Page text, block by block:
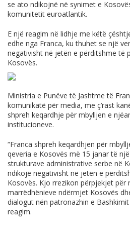
se ato ndikojnë në synimet e
komunitetit euroatlantik.
E një reagim në lidhje me këtë
edhe nga Franca, ku thuhet se një
negativisht në jetën e përditshme të
Kosovës.
Ministria e Punëve të Jashtme të
komunikatë për media, me ç’rast
shpreh keqardhje për mbylljen e
institucioneve.
“Franca shpreh keqardhjen për
qeveria e Kosovës më 15 janar të
strukturave administrative serbe në
ndikojë negativisht në jetën e
Kosovës. Kjo rrezikon përpjekjet për
marrëdhënieve ndërmjet Kosovës
dialogut nën patronazhin e Bashkimit
reagim.